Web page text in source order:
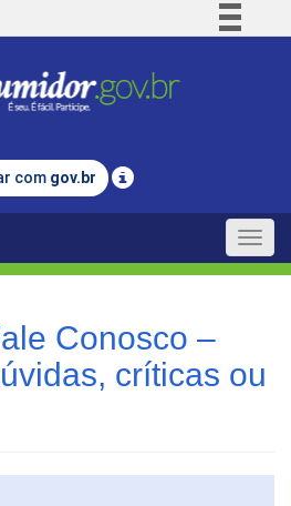
Comunica BR
Legislação
com gov.br
Toggle
Conosco –
críticas ou